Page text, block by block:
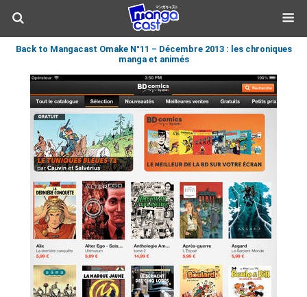
Back to Mangacast Omake N°11 – Décembre 2013 : les chroniques
manga et animés